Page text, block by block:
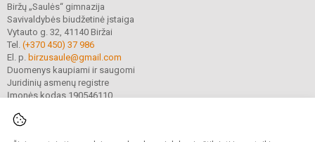
Biržų „Saulės“ gimnazija
Savivaldybės biudžetinė įstaiga
Vytauto g. 32, 41140 Biržai
Tel. (+370 450) 37 986
El. p. birzusaule@gmail.com
Duomenys kaupiami ir saugomi
Juridinių asmenų registre
Įmonės kodas 190546110